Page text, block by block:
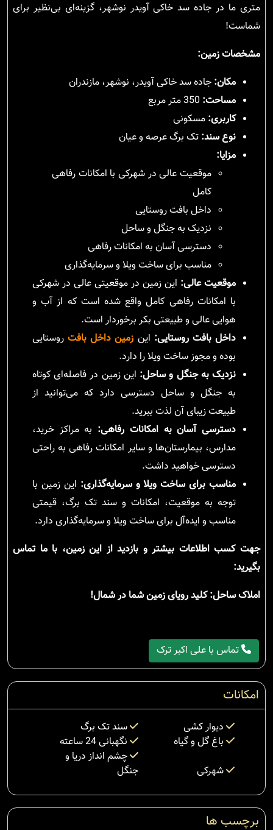
متری ما در جاده سد خاکی آویدر نوشهر، گزینه‌ای بی‌نظیر برای
شماست!
مشخصات زمین:
مکان: جاده سد خاکی آویدر، نوشهر، مازندران
مساحت:
کاربری: مسکونی
نوع سند: تک برگ عرصه و عیان
مزایا:
موقعیت عالی در شهرکی با امکانات رفاهی
کامل
داخل بافت روستایی
نزدیک به جنگل و ساحل
دسترسی آسان به امکانات رفاهی
مناسب برای ساخت ویلا و سرمایه‌گذاری
موقعیت عالی: این زمین در موقعیتی عالی در شهرکی
با امکانات رفاهی کامل واقع شده است که از آب و
هوایی عالی و طبیعتی بکر برخوردار است.
داخل بافت روستایی: این زمین داخل بافتروستایی
بوده و مجوز ساخت ویلا را دارد.
نزدیک به جنگل و ساحل: این زمین در فاصله‌ای کوتاه
به جنگل و ساحل دسترسی دارد که می‌توانید از
طبیعت زیبای آن لذت ببرید.
دسترسی آسان به امکانات رفاهی: به مراکز خرید،
مدارس، بیمارستان‌ها و سایر امکانات رفاهی به راحتی
دسترسی خواهید داشت.
مناسب برای ساخت ویلا و سرمایه‌گذاری: این زمین با
توجه به موقعیت، امکانات و سند تک برگ، قیمتی
مناسب و ایده‌آل برای ساخت ویلا و سرمایه‌گذاری دارد.
جهت کسب اطلاعات بیشتر و بازدید از این زمین، با ما تماس
بگیرید:
املاک ساحل: کلید رویای زمین شما در شمال!
تماس با علی اکبر ترک
امکانات
دیوار کشی
سند تک برگ
باغ گل و گیاه
نگهبانی 24 ساعته
شهرکی
چشم انداز دریا و
جنگل
برچسب ها